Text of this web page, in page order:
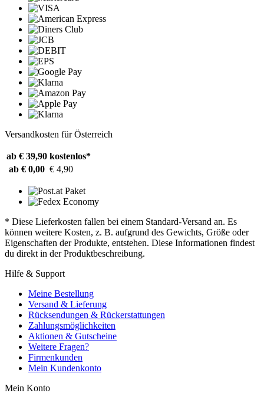
Versandkosten für Österreich
ab € 39,90 kostenlos*
ab € 0,00 € 4,90
* Diese Lieferkosten fallen bei einem Standard-Versand an. Es
können weitere Kosten, z. B. aufgrund des Gewichts, Größe oder
Eigenschaften der Produkte, entstehen. Diese Informationen findest
du direkt in der Produktbeschreibung.
Hilfe & Support
Meine Bestellung
Versand & Lieferung
Rücksendungen & Rückerstattungen
Zahlungsmöglichkeiten
Aktionen & Gutscheine
Weitere Fragen?
Firmenkunden
Mein Kundenkonto
Mein Konto